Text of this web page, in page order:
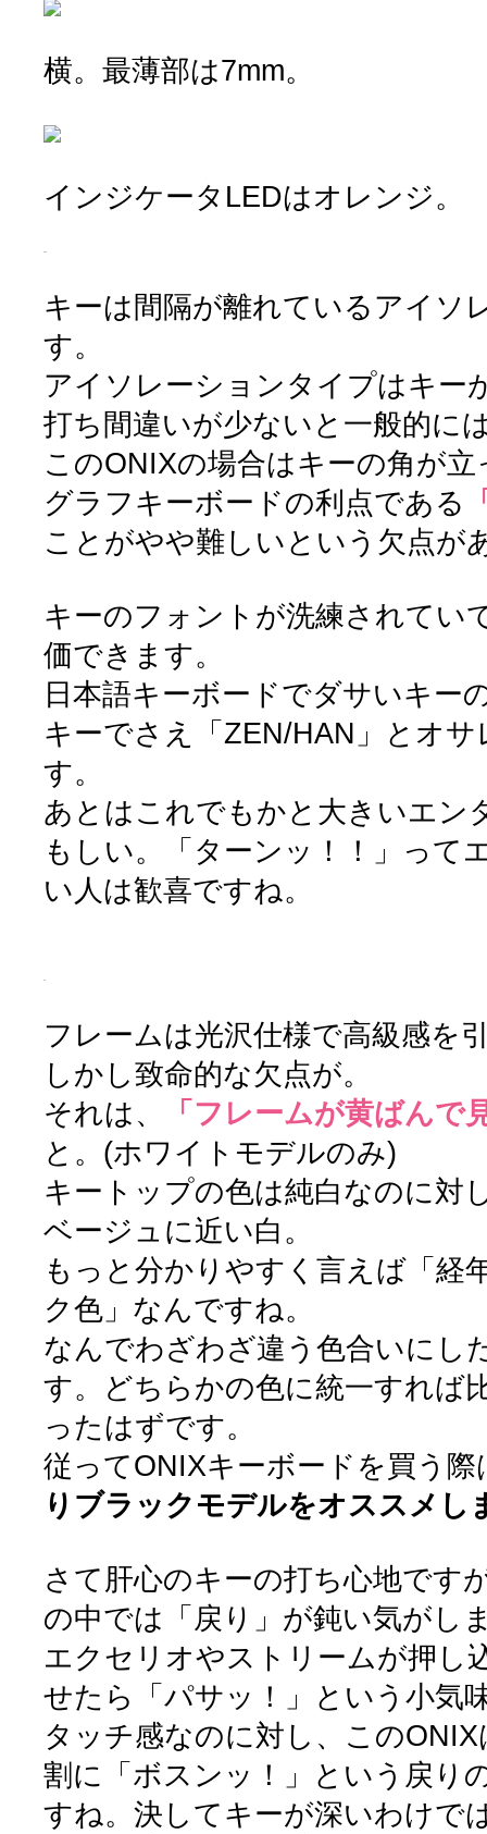
横。最薄部は7mm。
インジケータLEDはオレンジ。
キーは間隔が離れているアイソ
す。
アイソレーションタイプはキー
打ち間違いが少ないと一般的に
このONIXの場合はキーの角が
グラフキーボードの利点である
ことがやや難しいという欠点が
キーのフォントが洗練されてい
価できます。
日本語キーボードでダサいキー
キーでさえ「ZEN/HAN」とオ
す。
あとはこれでもかと大きいエン
もしい。「ターンッ！！」って
い人は歓喜ですね。
フレームは光沢仕様で高級感を
しかし致命的な欠点が。
それは、
「フレームが黄ばん
と。(ホワイトモデルのみ)
キートップの色は純白なのに対
ベージュに近い白。
もっと分かりやすく言えば「経
ク色」なんですね。
なんでわざわざ違う色合いにし
す。どちらかの色に統一すれば
ったはずです。
従ってONIXキーボードを買う際
りブラックモデルをオススメし
さて肝心のキーの打ち心地です
の中では「戻り」が鈍い気がし
エクセリオやストリームが押し
せたら「パサッ！」という小気
タッチ感なのに対し、この
割に「ボスンッ！」という戻り
すね。決してキーが深いわけで